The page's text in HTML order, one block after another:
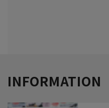
INFORMATION